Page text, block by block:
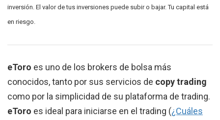
inversión. El valor de tus inversiones puede subir o bajar. Tu capital está
en riesgo.
eToro es uno de los brokers de bolsa más
conocidos, tanto por sus servicios de copy trading
como por la simplicidad de su plataforma de trading.
eToro es ideal para iniciarse en el trading (¿Cuáles